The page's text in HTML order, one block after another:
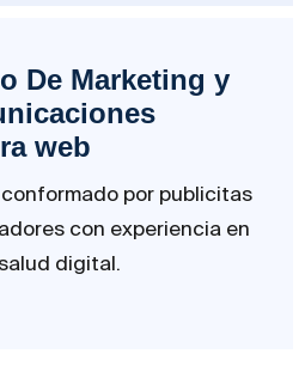
De Marketing y
web
por publicitas
con experiencia en
digital.